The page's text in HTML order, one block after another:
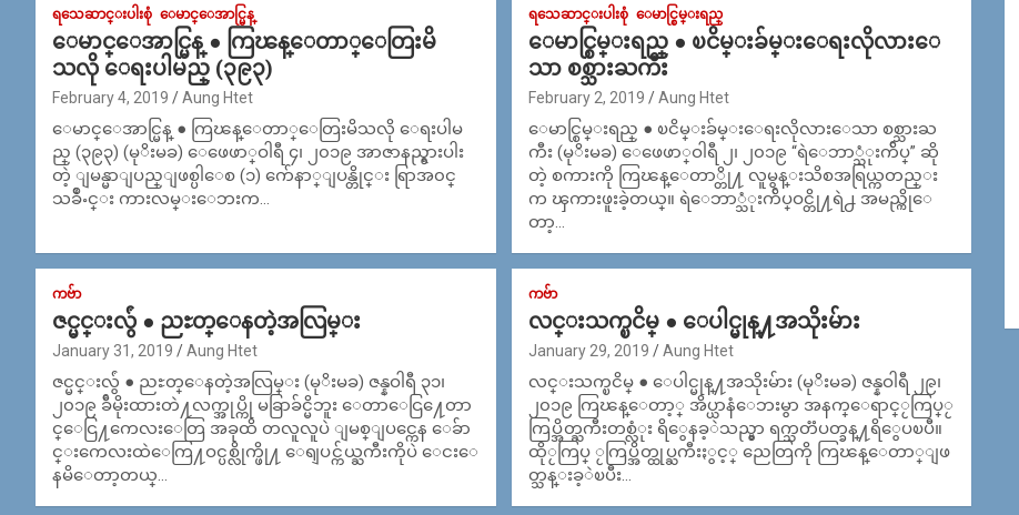
ရသေဆာင္းပါးစုံ ေမာင္ေအာင္မြန္
ေမာင္ေအာင္မြန္ ● ကြၽန္ေတာ္ေတြးမိ
သလို ေရးပါမည္ (၃၉၃)
February 4, 2019 Aung Htet
ေမာင္ေအာင္မြန္ ● ကြၽန္ေတာ္ေတြးမိသလို ေရးပါမ
ည္ (၃၉၃) (မုိးမခ) ေဖေဖာ္ဝါရီ ၄၊ ၂၀၁၉ အာဇာနည္ရွားပါး
တဲ့ ျမန္မာျပည္ျဖစ္ပါေစ (၁) က်ေနာ္ျပန္တိုင္း ရြာအ၀င္
သခ်ဳႋင္း ကားလမ္းေဘးက…
ရသေဆာင္းပါးစုံ ေမာင္စြမ္းရည္
ေမာင္စြမ္းရည္ ● ၿငိမ္းခ်မ္းေရးလိုလားေ
သာ စစ္သားႀကီး
February 2, 2019 Aung Htet
ေမာင္စြမ္းရည္ ● ၿငိမ္းခ်မ္းေရးလိုလားေသာ စစ္သားႀ
ကီး (မုိးမခ) ေဖေဖာ္ဝါရီ ၂၊ ၂၀၁၉ “ရဲေဘာ္သံုးက်ိပ္” ဆို
တဲ့ စကားကို ကြၽန္ေတာ္တို႔ လူမွန္းသိစအရြယ္ကတည္း
က ၾကားဖူးခဲ့တယ္။ ရဲေဘာ္သံုးက်ိပ္ဝင္တို႔ရဲ႕ အမည္ကိုေ
တာ့…
ကဗ်ာ
ဇင္မင္းလွ်ံ ● ညႊတ္ေနတဲ့အလြမ္း
January 31, 2019 Aung Htet
ဇင္မင္းလွ်ံ ● ညႊတ္ေနတဲ့အလြမ္း (မုိးမခ) ဇန္နဝါရီ ၃၁၊
၂၀၁၉ ခ်ီမိုးထားတဲ႔လက္အုပ္ကို မခြာခ်င္မိဘူး ေတာေငြ႔ေတာ
င္ေငြ႔ကေလးေတြ အခုထိ တလူလူပဲ ျမစ္ျပင္ကေန ေခ်ာ
င္းကေလးထဲေကြ႔ဝင္ပစ္လိုက္ဖို႔ ေရျပင္က်ယ္ႀကီးကိုပဲ ေငးေ
နမိေတာ့တယ္…
ကဗ်ာ
လင္းသက္ၿငိမ္ ● ေပါင္မုန္႔အသိုးမ်ား
January 29, 2019 Aung Htet
လင္းသက္ၿငိမ္ ● ေပါင္မုန္႔အသိုးမ်ား (မုိးမခ) ဇန္နဝါရီ ၂၉၊
၂၀၁၉ ကြၽန္ေတာ့္ အိပ္ယာနံေဘးမွာ အနက္ေရာင္ႂကြပ္ႂ
ကြပ္အိတ္ႀကီးတစ္လံုး ရိွေနခ့ဲသည္မွာ ရက္သတၱပတ္ခန္႔ရိွေပၿပီ။
ထိုႂကြပ္ ႂကြပ္အိတ္ထုပ္ႀကီးႏွင့္ ညေတြကို ကြၽန္ေတာ္ျဖ
တ္သန္းခ့ဲၿပီး…